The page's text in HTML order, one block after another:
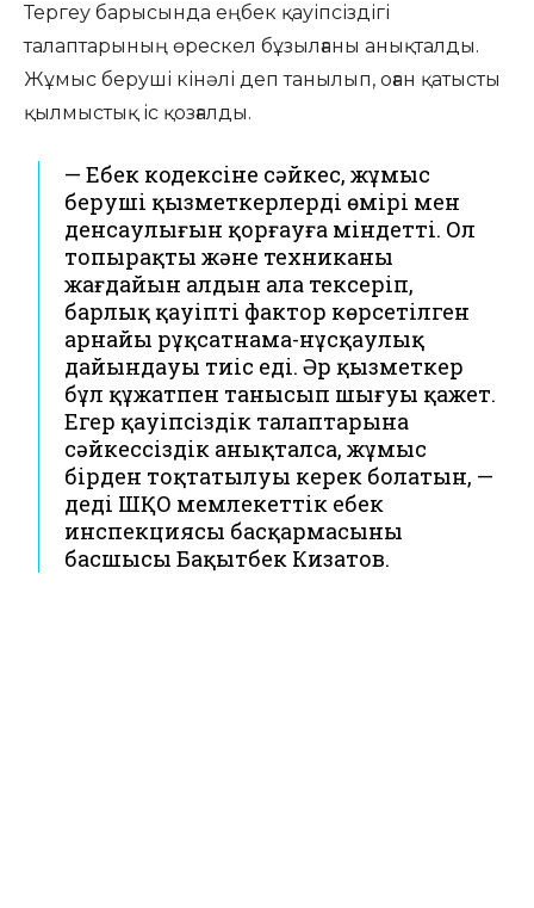
Тергеу барысында еңбек қауіпсіздігі
талаптарының өрескел бұзылғаны анықталды.
Жұмыс беруші кінәлі деп танылып, оған қатысты
қылмыстық іс қозғалды.
— Еңбек кодексіне сәйкес, жұмыс
беруші қызметкерлердің өмірі мен
денсаулығын қорғауға міндетті. Ол
топырақтың және техниканың
жағдайын алдын ала тексеріп,
барлық қауіпті фактор көрсетілген
арнайы рұқсатнама-нұсқаулық
дайындауы тиіс еді. Әр қызметкер
бұл құжатпен танысып шығуы қажет.
Егер қауіпсіздік талаптарына
сәйкессіздік анықталса, жұмыс
бірден тоқтатылуы керек болатын, —
деді ШҚО мемлекеттік еңбек
инспекциясы басқармасының
басшысы Бақытбек Кизатов.